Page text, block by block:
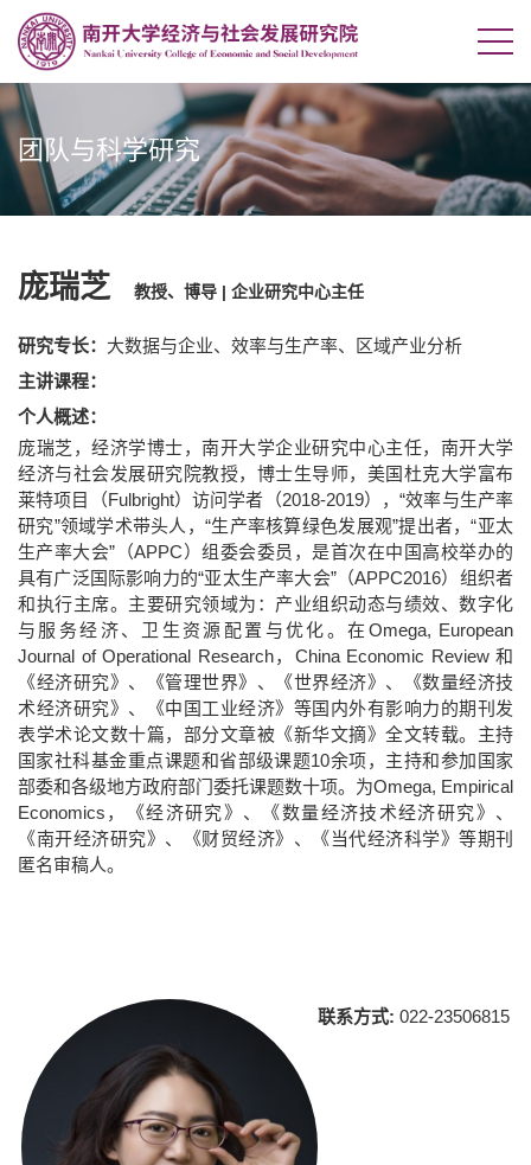
团队与科学研究
庞瑞芝 教授、博导 | 企业研究中心主任
研究专长： 大数据与企业、效率与生产率、区域产业分析
主讲课程：
个人概述：
庞瑞芝，经济学博士，南开大学企业研究中心主任，南开大学
经济与社会发展研究院教授，博士生导师，美国杜克大学富布
莱特项目（Fulbright）访问学者（2018-2019），“效率与生产率
研究”领域学术带头人，“生产率核算绿色发展观”提出者，“亚太
生产率大会”（APPC）组委会委员，是首次在中国高校举办的
具有广泛国际影响力的“亚太生产率大会”（APPC2016）组织者
和执行主席。主要研究领域为：产业组织动态与绩效、数字化
与服务经济、卫生资源配置与优化。在Omega, European
Journal of Operational Research，China Economic Review 和
《经济研究》、《管理世界》、《世界经济》、《数量经济技
术经济研究》、《中国工业经济》等国内外有影响力的期刊发
表学术论文数十篇，部分文章被《新华文摘》全文转载。主持
国家社科基金重点课题和省部级课题10余项，主持和参加国家
部委和各级地方政府部门委托课题数十项。为Omega, Empirical
Economics，《经济研究》、《数量经济技术经济研究》、
《南开经济研究》、《财贸经济》、《当代经济科学》等期刊
匿名审稿人。
联系方式: 022-23506815